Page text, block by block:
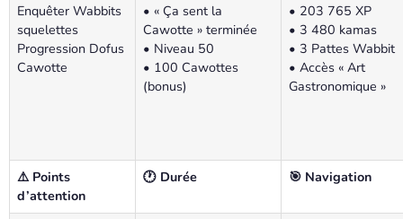
Enquêter Wabbits
squelettes
Progression Dofus
Cawotte
• « Ça sent la
Cawotte » terminée
• Niveau 50
• 100 Cawottes
(bonus)
• 203 765 XP
• 3 480 kamas
• 3 Pattes Wabbit
• Accès « Art
Gastronomique »
⚠️ Points
d’attention
🕐 Durée 🎯 Navigation